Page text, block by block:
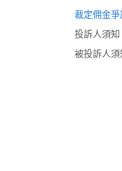
裁定佣金
投訴人須知
被投訴人須